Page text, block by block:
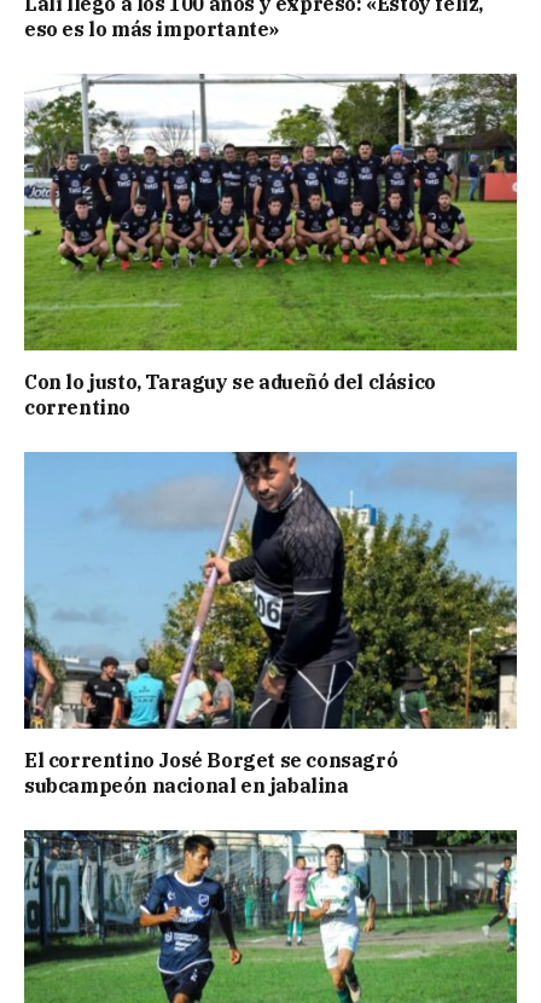
eso es lo más importante»
Con lo justo, Taraguy se adueñó del clásico
correntino
El correntino José Borget se consagró
subcampeón nacional en jabalina